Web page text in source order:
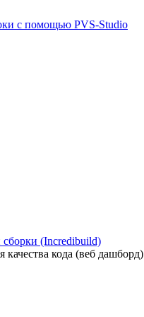
с помощью PVS-Studio
сборки (Incredibuild)
качества кода (веб дашборд)